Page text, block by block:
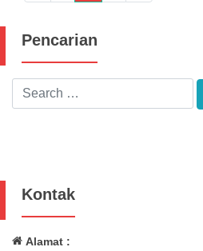
Pencarian
Kontak
Alamat :